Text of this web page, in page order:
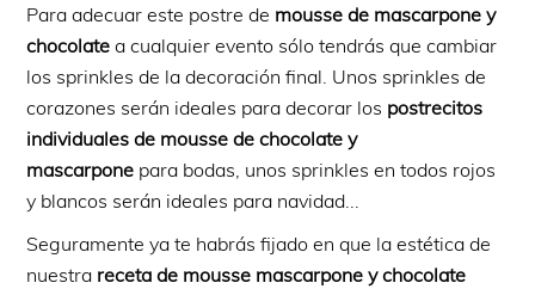
Para adecuar este postre de mousse de mascarpone y
chocolatea cualquier evento sólo tendrás que cambiar
los sprinkles de la decoración final. Unos sprinkles de
corazones serán ideales para decorar los postrecitos
individuales de mousse de chocolate y
mascarpone para bodas, unos sprinkles en todos rojos
y blancos serán ideales para navidad...
Seguramente ya te habrás fijado en que la estética de
nuestra receta de mousse mascarpone y chocolate